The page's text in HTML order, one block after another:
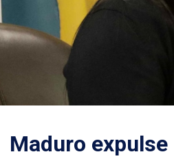
Maduro expulse